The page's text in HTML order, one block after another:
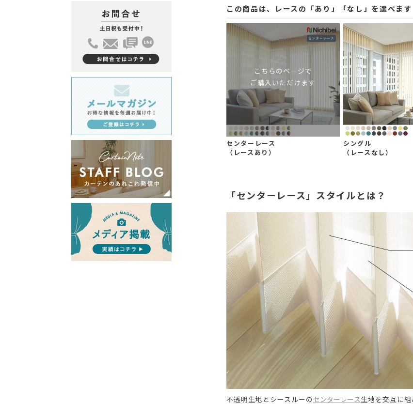
この商品は、レースの「あり」「なし」を選べます
こちらのページで
ご購入いただけます
センターレース
（レースあり）
シングル
（レースなし）
「センターレース」スタイルとは？
不透明生地とシースルーのセンターレース生地を交互に組